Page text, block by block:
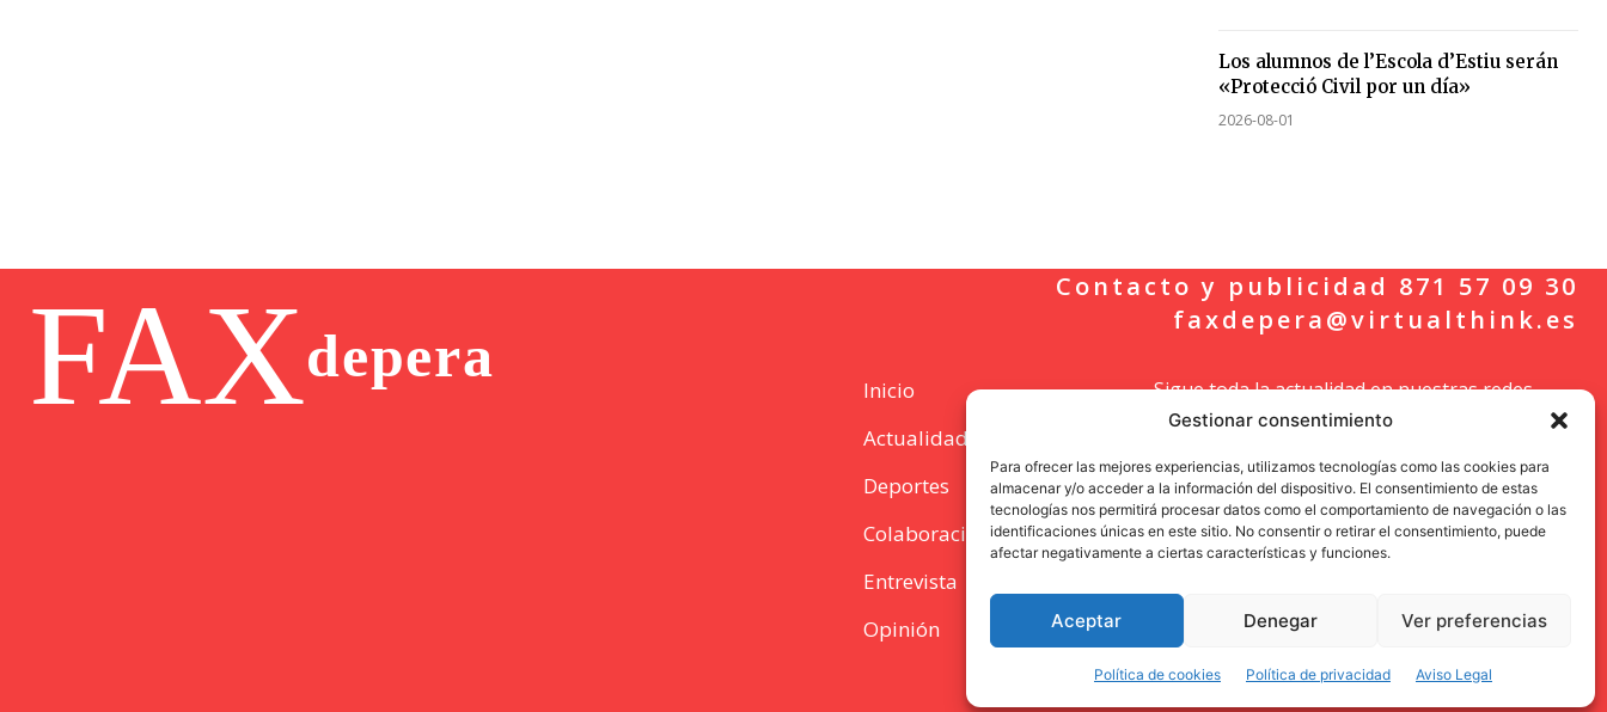
Gestionar consentimiento
Para ofrecer las mejores experiencias, utilizamos tecnologías como las cookies para
almacenar y/o acceder a la información del dispositivo. El consentimiento de estas
tecnologías nos permitirá procesar datos como el comportamiento de navegación o las
identificaciones únicas en este sitio. No consentir o retirar el consentimiento, puede
afectar negativamente a ciertas características y funciones.
Aceptar Denegar Ver preferencias
Política de cookies Política de privacidad Aviso Legal
Los alumnos de l’Escola d’Estiu serán
«Protecció Civil por un día»
2026-08-01
FAXdepera
Contacto y publicidad 871 57 09 30
faxdepera@virtualthink.es
Inicio
Actualidad
Deportes
Colaboración
Entrevista
Opinión
Sigue toda la actualidad en nuestras redes
sociales.